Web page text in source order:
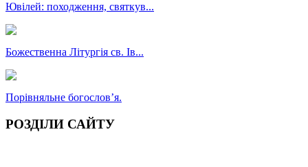
Ювілей: походження, святкув...
Божественна Літургія св. Ів...
Порівняльне богословʼя.
РОЗДІЛИ САЙТУ